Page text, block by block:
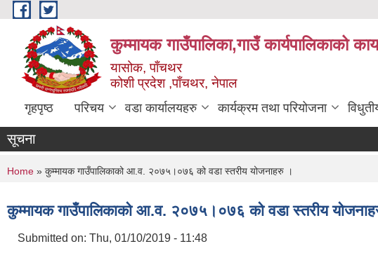
Skip to main content
कुम्मायक गाउँपालिका,गाउँ कार्यपालिकाको
यासोक, पाँचथर
कोशी प्रदेश ,पाँचथर, नेपाल
गृहपृष्ठ परिचय वडा कार्यालयहरु कार्यक्रम तथा परियोजना
सूचना
You are here
Home » कुम्मायक गाउँपालिकाको आ.व. २०७५।०७६ को वडा स्तरीय योजनाहरु ।
कुम्मायक गाउँपालिकाको आ.व. २०७५।०७६ को वडा स्तरीय
Submitted on: Thu, 01/10/2019 - 11:48